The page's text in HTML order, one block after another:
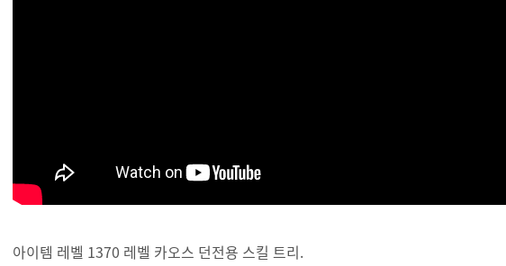
아이템 레벨 1370 레벨 카오스 던전용 스킬 트리.